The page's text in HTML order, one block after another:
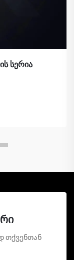
სერია
თქვენთან